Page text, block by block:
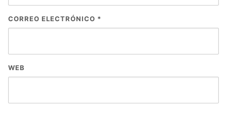
CORREO ELECTRÓNICO *
WEB